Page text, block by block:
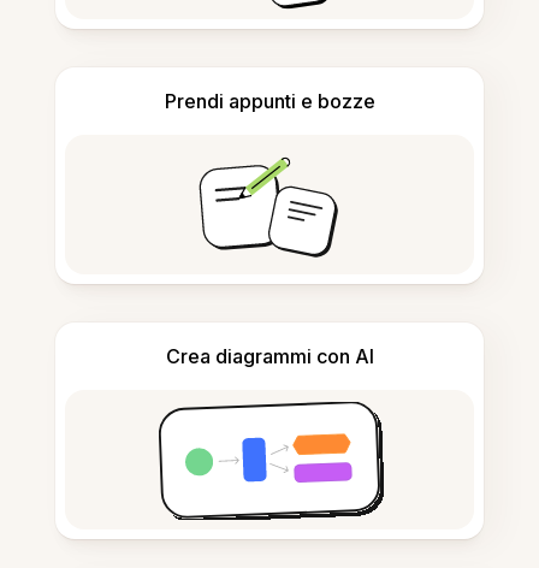
Prendi appunti e bozze
Crea diagrammi con AI